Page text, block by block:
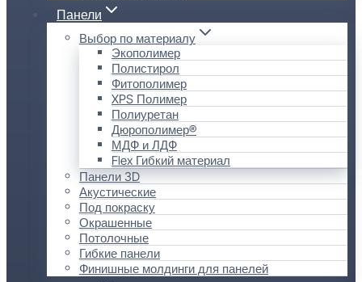
Панели
Выбор по материалу
Экополимер
Полистирол
Фитополимер
XPS Полимер
Полиуретан
Дюрополимер®
МДФ и ЛДФ
Flex Гибкий материал
Панели 3D
Акустические
Под покраску
Окрашенные
Потолочные
Гибкие панели
Финишные молдинги для панелей